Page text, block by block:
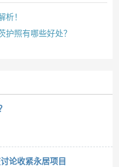
！
护照有哪些好处？
论收紧永居项目